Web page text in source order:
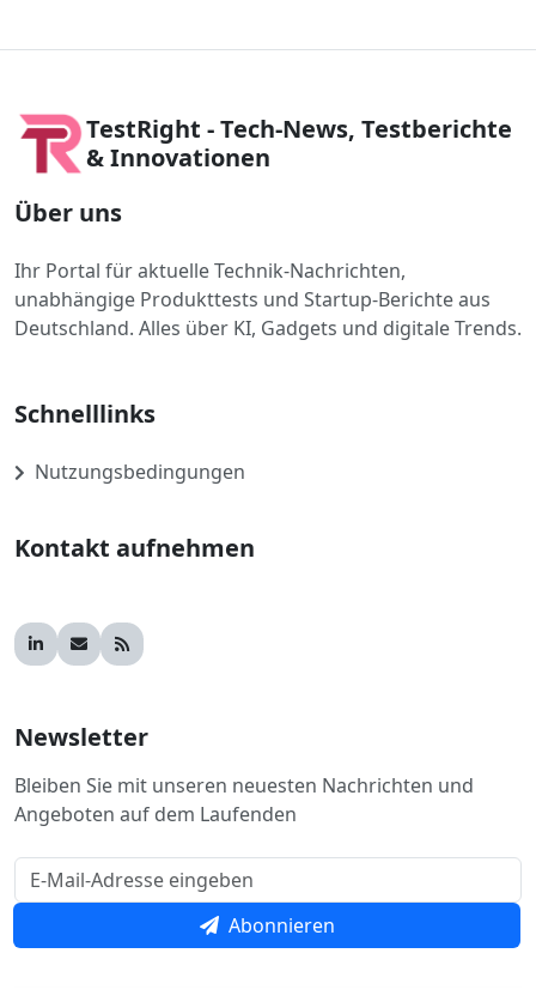
TestRight - Tech-News, Testberichte
& Innovationen
Über uns
Ihr Portal für aktuelle Technik-Nachrichten,
unabhängige Produkttests und Startup-Berichte aus
Deutschland. Alles über KI, Gadgets und digitale Trends.
Schnelllinks
Nutzungsbedingungen
Kontakt aufnehmen
Newsletter
Bleiben Sie mit unseren neuesten Nachrichten und
Angeboten auf dem Laufenden
Abonnieren